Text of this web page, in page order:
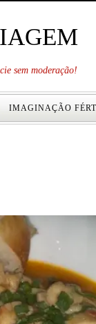
sem moderação!
IMAGINAÇÃO